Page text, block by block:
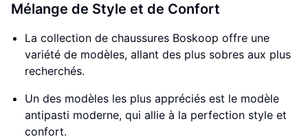
Mélange de Style et de Confort
La collection de chaussures Boskoop offre une
variété de modèles, allant des plus sobres aux plus
recherchés.
Un des modèles les plus appréciés est le modèle
antipasti moderne, qui allie à la perfection style et
confort.